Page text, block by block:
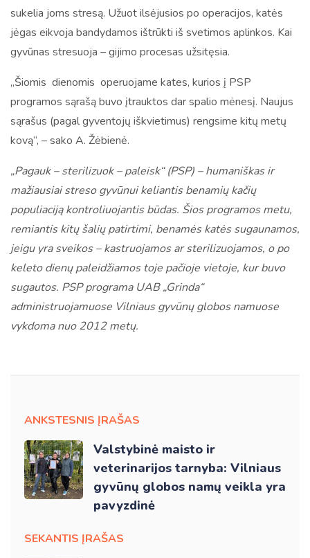
sukelia joms stresą. Užuot ilsėjusios po operacijos, katės
jėgas eikvoja bandydamos ištrūkti iš svetimos aplinkos. Kai
gyvūnas stresuoja – gijimo procesas užsitęsia.
„Šiomis dienomis operuojame kates, kurios į PSP
programos sąrašą buvo įtrauktos dar spalio mėnesį. Naujus
sąrašus (pagal gyventojų iškvietimus) rengsime kitų metų
kovą“, – sako A. Žėbienė.
„Pagauk – sterilizuok – paleisk“ (PSP) – humaniškas ir
mažiausiai streso gyvūnui keliantis benamių kačių
populiaciją kontroliuojantis būdas. Šios programos metu,
remiantis kitų šalių patirtimi, benamės katės sugaunamos,
jeigu yra sveikos – kastruojamos ar sterilizuojamos, o po
keleto dienų paleidžiamos toje pačioje vietoje, kur buvo
sugautos. PSP programa UAB „Grinda“
administruojamuose Vilniaus gyvūnų globos namuose
vykdoma nuo 2012 metų.
ANKSTESNIS ĮRAŠAS
Valstybinė maisto ir
veterinarijos tarnyba: Vilniaus
gyvūnų globos namų veikla yra
pavyzdinė
SEKANTIS ĮRAŠAS